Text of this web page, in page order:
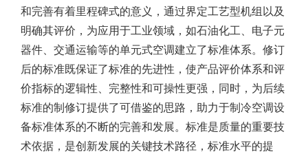
和完善有着里程碑式的意义，通过界定工艺型机组以及
明确其评价，为应用于工业领域，如石油化工、电子元
器件、交通运输等的单元式空调建立了标准体系。修订
后的标准既保证了标准的先进性，使产品评价体系和评
价指标的逻辑性、完整性和可操性更强，同时，为后续
标准的制修订提供了可借鉴的思路，助力于制冷空调设
备标准体系的不断的完善和发展。标准是质量的重要技
术依据，是创新发展的关键技术路径，标准水平的提